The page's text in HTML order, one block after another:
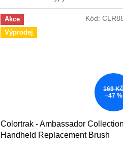
Akce
Výprodej
169
–47 %
Colortrak - Ambassador Collection
Handheld Replacement Brush
Kód: